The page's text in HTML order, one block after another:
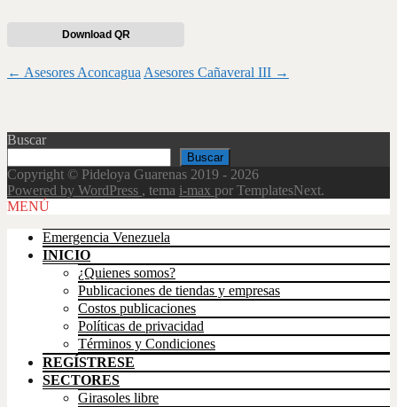
Download QR
Navegación
entradas
← Asesores Aconcagua Asesores Cañaveral III →
Buscar
Buscar
Copyright © Pideloya Guarenas 2019 - 2026
Powered by WordPress , tema i-max por TemplatesNext.
Scroll
MENÚ
Emergencia Venezuela
INICIO
¿Quienes somos?
Publicaciones de tiendas y empresas
Costos publicaciones
Políticas de privacidad
Términos y Condiciones
REGÍSTRESE
SECTORES
Girasoles libre